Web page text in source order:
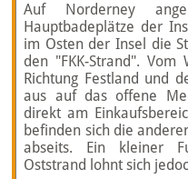
Auf Norderney
Hauptbadeplätze der
im Osten der Insel die
den "FKK-Strand".
Richtung Festland und
aus auf das offene
direkt am
befinden sich die
abseits. Ein kleiner
Oststrand lohnt sich